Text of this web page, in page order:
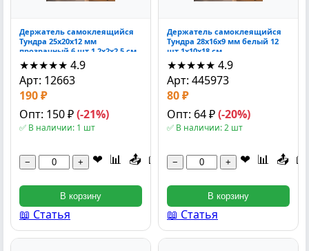
Держатель самоклеящийся
Тундра 25x20x12 мм
прозрачный 6 шт 1.2x2x2.5 см
★★★★★ 4.9
Арт: 12663
190 ₽
Опт: 150 ₽(-21%)
✅ В наличии: 1 шт
− + ❤ 📊 📤 📖 📹
В корзину
📖 Статья
Держатель самоклеящийся
Тундра 28x16x9 мм белый 12
шт 1x10x18 см
★★★★★ 4.9
Арт: 445973
80 ₽
Опт: 64 ₽(-20%)
✅ В наличии: 2 шт
− + ❤ 📊 📤 📖
В корзину
📖 Статья